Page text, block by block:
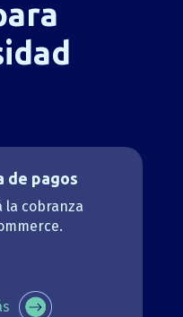
de pagos
la cobranza